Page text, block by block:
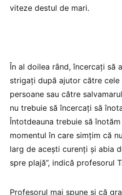
viteze destul de mari.
În al doilea rând, încercați să
strigați după ajutor către
persoane sau către
nu trebuie să încercați să
Întotdeauna trebuie să
momentul în care simțim că
larg de acești curenți și abia
spre plajă”, indică profesorul
Profesorul mai spune și că